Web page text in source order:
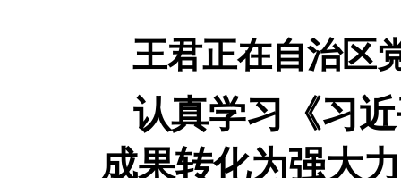
王君正在自治区
认真学习《习
成果转化为强大